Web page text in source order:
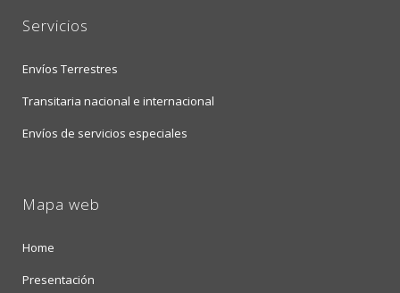
Servicios
Envíos Terrestres
Transitaria nacional e internacional
Envíos de servicios especiales
Mapa web
Home
Presentación